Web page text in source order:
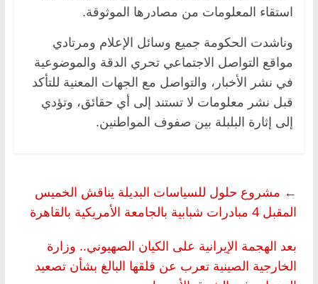
استقاء المعلومات من مصادرها الموثوقة.
وناشدت الحكومة جميع وسائل الإعلام ومرتادي
مواقع التواصل الاجتماعي تحري الدقة والموضوعية
في نشر الأخبار، والتواصل مع الجهات المعنية للتأكد
قبل نشر معلومات لا تستند إلى أي حقائق، وتؤدي
إلى إثارة البلبلة بين صفوف المواطنين.
← مشروع حلول للسياسات البديلة يناقش الخميس
المقبل 4 مبادرات شبابية بالجامعة الأمريكية بالقاهرة
بعد الهجمة الإيرانية على الكيان الصهيوني.. وزارة
الخارجية الصينية تعرب عن قلقها البالغ بشأن تصعيد